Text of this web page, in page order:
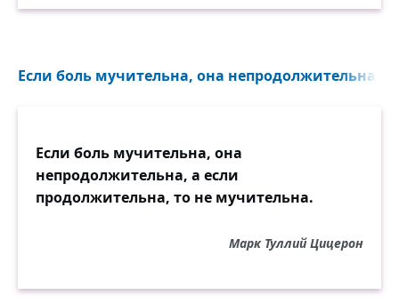
Если боль мучительна, она непродолжительна,
Если боль мучительна, она
непродолжительна, а если
продолжительна, то не мучительна.
Марк Туллий Цицерон